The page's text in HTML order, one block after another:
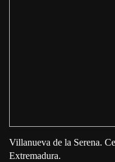
Villanueva de la Serena.
Extremadura.